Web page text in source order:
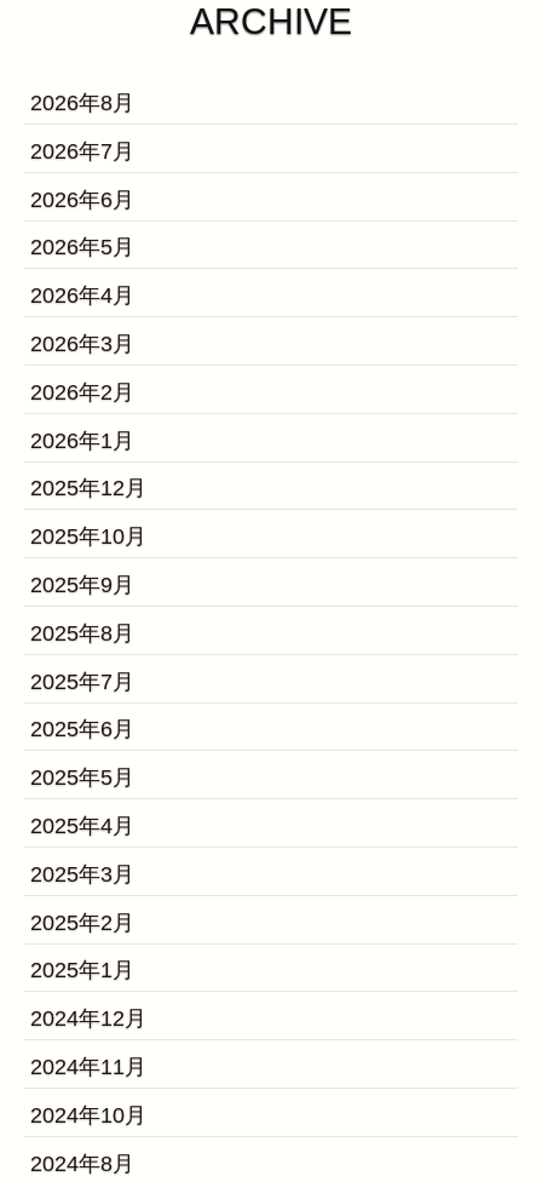
ARCHIVE
2026年8月
2026年7月
2026年6月
2026年5月
2026年4月
2026年3月
2026年2月
2026年1月
2025年12月
2025年10月
2025年9月
2025年8月
2025年7月
2025年6月
2025年5月
2025年4月
2025年3月
2025年2月
2025年1月
2024年12月
2024年11月
2024年10月
2024年8月